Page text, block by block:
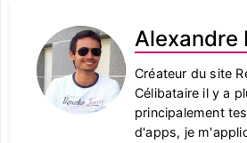
Alexandre
Créateur du site
Célibataire il y a
principalement
d'apps, je